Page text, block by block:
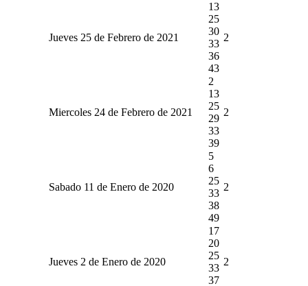
Jueves 25 de Febrero de 2021
13
25
30
33
36
43
2
Miercoles 24 de Febrero de 2021
2
13
25
29
33
39
2
Sabado 11 de Enero de 2020
5
6
25
33
38
49
2
Jueves 2 de Enero de 2020
17
20
25
33
37
2